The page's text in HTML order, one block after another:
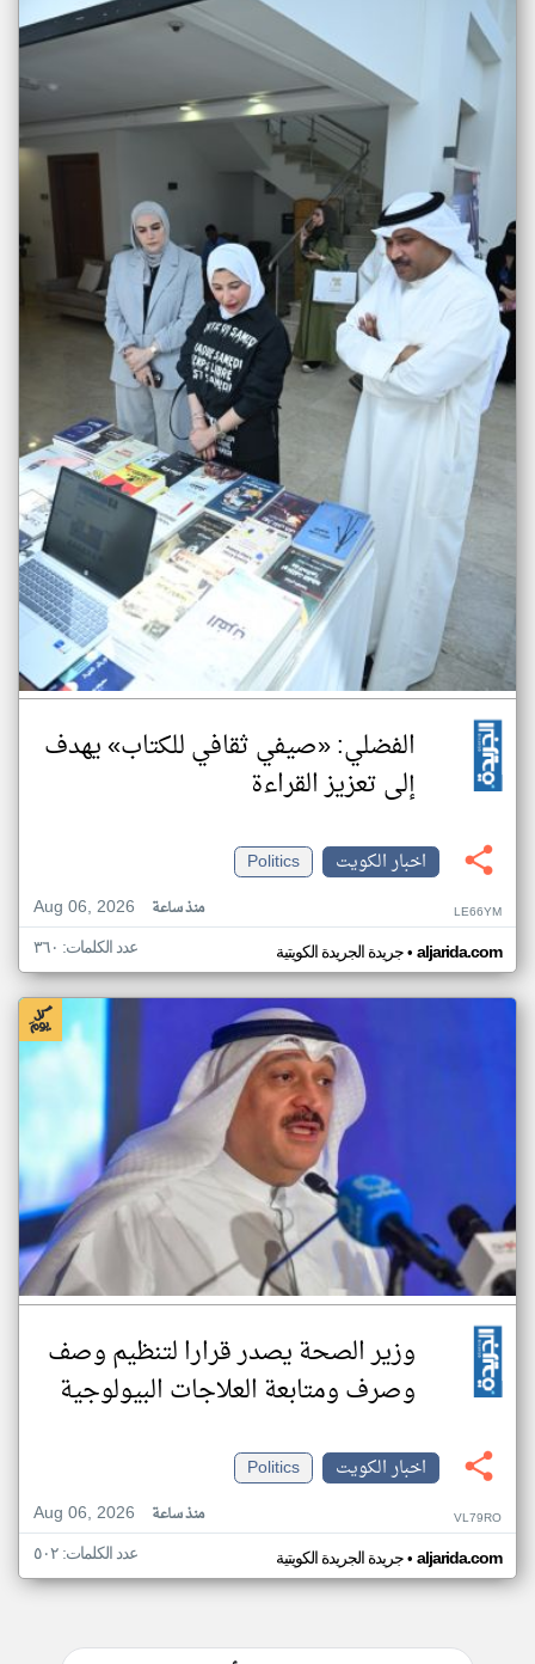
الفضلي: «صيفي ثقافي للكتاب» يهدف
إلى تعزيز القراءة
اخبار الكويت
Politics
Aug 06, 2026
منذ ساعة LE66YM
جريدة الجريدة الكويتية• aljarida.com عدد الكلمات: ٣٦٠
وزير الصحة يصدر قرارا لتنظيم وصف
وصرف ومتابعة العلاجات البيولوجية
اخبار الكويت
Politics
Aug 06, 2026
منذ ساعة VL79RO
جريدة الجريدة الكويتية• aljarida.com عدد الكلمات: ٥٠٢